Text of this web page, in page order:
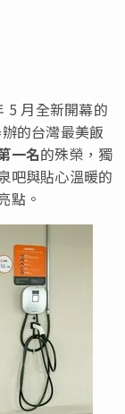
月全新開幕的
的台灣最美飯
一名的殊榮，獨
吧與貼心溫暖的
點。